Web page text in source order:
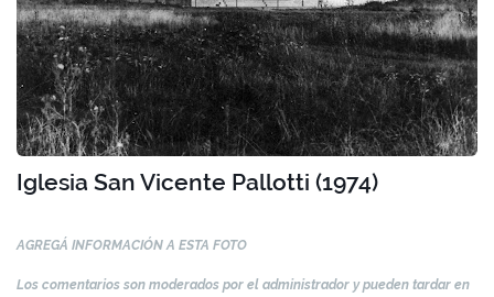
Iglesia San Vicente Pallotti (1974)
AGREGÁ INFORMACIÓN A ESTA FOTO
Los comentarios son moderados por el administrador y pueden tardar en